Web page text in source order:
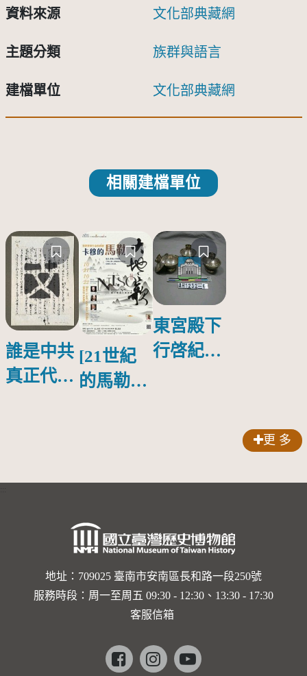
資料來源 文化部典藏網
主題分類 族群與語言
建檔單位 文化部典藏網
相關建檔單位
誰是中共
真正代言
[21世紀
的馬勒、
的依戀—
勒大地之
歌]【對
世界與生
命的依戀
馬勒大地
東宮殿下
行啓紀念
更 多
地址：709025 臺南市安南區長和路一段250號
服務時段：周一至周五 09:30 - 12:30、13:30 - 17:30
客服信箱
Facebookinstagramyoutube